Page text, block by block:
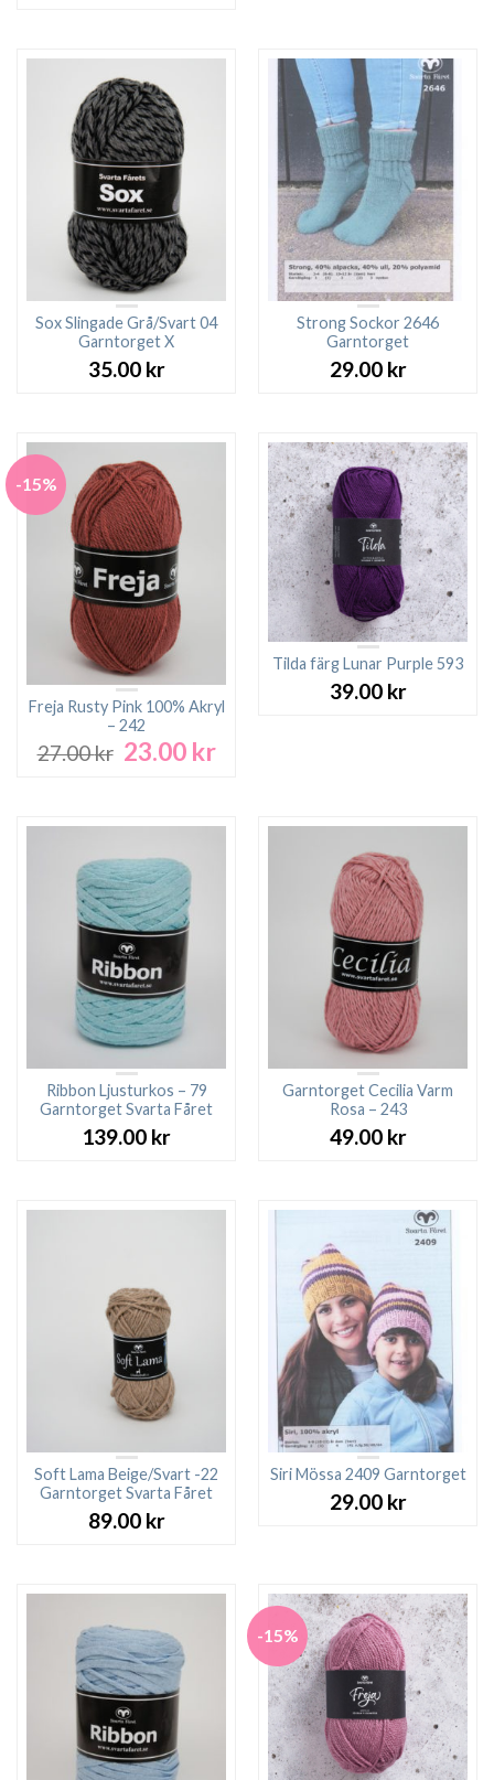
Sox Slingade Grå/Svart 04
Garntorget X
35.00 kr
Strong Sockor 2646
Garntorget
29.00 kr
-15%
Freja Rusty Pink 100% Akryl
– 242
27.00kr Det
27.00 kr.
23.00 krDet
23.00 kr.
Tilda färg Lunar Purple 593
39.00 kr
Ribbon Ljusturkos – 79
Garntorget Svarta Fåret
139.00 kr
Garntorget Cecilia Varm
Rosa – 243
49.00 kr
Soft Lama Beige/Svart -22
Garntorget Svarta Fåret
89.00 kr
Siri Mössa 2409 Garntorget
29.00 kr
-15%